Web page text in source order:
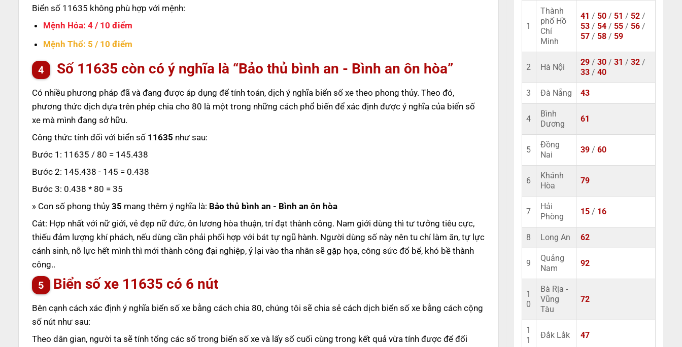
Biển số 11635 không phù hợp với mệnh:
Mệnh Hỏa: 4 / 10 điểm
Mệnh Thổ: 5 / 10 điểm
Số 11635 còn có ý nghĩa là “Bảo thủ bình an - Bình an ôn hòa”
Có nhiều phương pháp đã và đang được áp dụng để tính toán, dịch ý nghĩa biển số xe theo phong thủy. Theo đó,
phương thức dịch dựa trên phép chia cho 80 là một trong những cách phổ biến để xác định được ý nghĩa của biển số
xe mà mình đang sở hữu.
Công thức tính đối với biển số 11635 như sau:
Bước 1: 11635 / 80 = 145.438
Bước 2: 145.438 - 145 = 0.438
Bước 3: 0.438 * 80 = 35
» Con số phong thủy 35 mang thêm ý nghĩa là: Bảo thủ bình an - Bình an ôn hòa
Cát: Hợp nhất với nữ giới, vẻ đẹp nữ đức, ôn lương hòa thuận, trí đạt thành công. Nam giới dùng thì tư tưởng tiêu cực,
thiếu đảm lượng khí phách, nếu dùng cần phải phối hợp với bát tự ngũ hành. Người dùng số này nên tu chí làm ăn, tự lực
cánh sinh, nỗ lực hết mình thì mới thành công đại nghiệp, ỷ lại vào tha nhân sẽ gặp họa, công sức đổ bể, khó bề thành
công..
Biển số xe 11635 có 6 nút
Bên cạnh cách xác định ý nghĩa biển số xe bằng cách chia 80, chúng tôi sẽ chia sẻ cách dịch biển số xe bằng cách cộng
số nút như sau:
Theo dân gian, người ta sẽ tính tổng các số trong biển số xe và lấy số cuối cùng trong kết quả vừa tính được để đối
1
Thành
phố Hồ
Chí
Minh
41 / 50 / 51 / 52 /
53 / 54 / 55 / 56 /
57 / 58 / 59
2 Hà Nội
29 / 30 / 31 / 32 /
33 / 40
3 Đà Nẵng 43
4
Bình
Dương
61
5
Đồng
Nai
39 / 60
6
Khánh
Hòa
79
7
Hải
Phòng
15 / 16
8 Long An 62
9
Quảng
Nam
92
1
0
Bà Rịa -
Vũng
Tàu
72
1
1
Đắk Lắk 47